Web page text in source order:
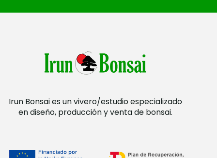
Irun Bonsai es un vivero/estudio especializado
en diseño, producción y venta de bonsai.